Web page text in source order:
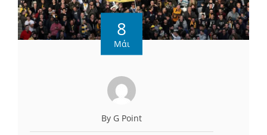
8
Μάι
By G Point